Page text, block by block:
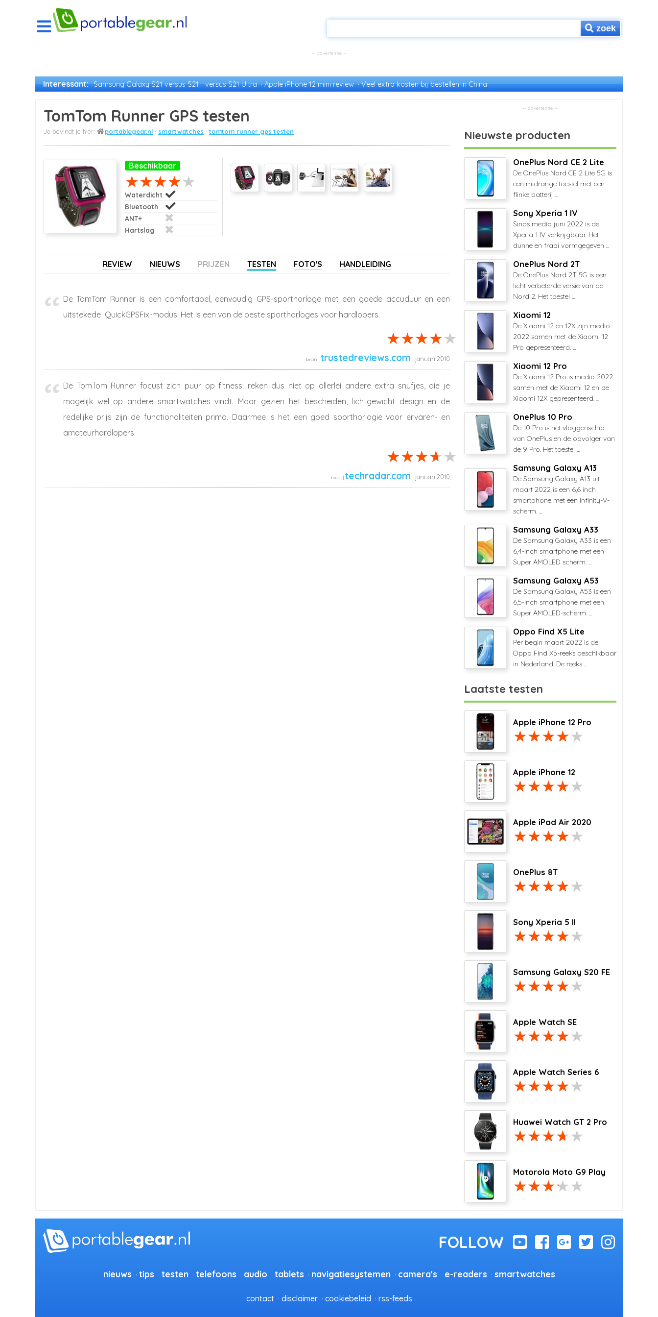
zoek
Interessant: Samsung Galaxy S21 versus S21+ versus S21 Ultra Apple iPhone 12 mini review Veel extra kosten bij bestellen in China
TomTom Runner GPS testen
portablegear.nl smartwatches tomtom runner gps testen
Beschikbaar
Waterdicht
Bluetooth
ANT+
Hartslag
REVIEW NIEUWS PRIJZEN TESTEN FOTO'S HANDLEIDING
De TomTom Runner is een comfortabel, eenvoudig GPS-sporthorloge met een goede accuduur en een
uitstekede QuickGPSFix-modus. Het is een van de beste sporthorloges voor hardlopers.
trustedreviews.com | januari 2010
De TomTom Runner focust zich puur op fitness: reken dus niet op allerlei andere extra snufjes, die je
mogelijk wel op andere smartwatches vindt. Maar gezien het bescheiden, lichtgewicht design en de
redelijke prijs zijn de functionaliteiten prima. Daarmee is het een goed sporthorlogie voor ervaren- en
amateurhardlopers.
techradar.com | januari 2010
Nieuwste producten
OnePlus Nord CE 2 Lite
De OnePlus Nord CE 2 Lite 5G is
een midrange toestel met een
flinke batterij ...
Sony Xperia 1 IV
Sinds medio juni 2022 is de
Xperia 1 IV verkrijgbaar. Het
dunne en fraai vormgegeven ...
OnePlus Nord 2T
De OnePlus Nord 2T 5G is een
licht verbeterde versie van de
Nord 2. Het toestel ...
Xiaomi 12
De Xiaomi 12 en 12X zijn medio
2022 samen met de Xiaomi 12
Pro gepresenteerd. ...
Xiaomi 12 Pro
De Xiaomi 12 Pro is medio 2022
samen met de Xiaomi 12 en de
Xiaomi 12X gepresenteerd. ...
OnePlus 10 Pro
De 10 Pro is het vlaggenschip
van OnePlus en de opvolger van
de 9 Pro. Het toestel ...
Samsung Galaxy A13
De Samsung Galaxy A13 uit
maart 2022 is een 6,6 inch
smartphone met een Infinity-V-
scherm. ...
Samsung Galaxy A33
De Samsung Galaxy A33 is een
6,4-inch smartphone met een
Super AMOLED scherm. ...
Samsung Galaxy A53
De Samsung Galaxy A53 is een
6,5-inch smartphone met een
Super AMOLED-scherm. ...
Oppo Find X5 Lite
Per begin maart 2022 is de
Oppo Find X5-reeks beschikbaar
in Nederland. De reeks ...
Laatste testen
Apple iPhone 12 Pro
Apple iPhone 12
Apple iPad Air 2020
OnePlus 8T
Sony Xperia 5 II
Samsung Galaxy S20 FE
Apple Watch SE
Apple Watch Series 6
Huawei Watch GT 2 Pro
Motorola Moto G9 Play
nieuws tips testen telefoons audio tablets navigatiesystemen camera's e-readers smartwatches
contact disclaimer cookiebeleid rss-feeds